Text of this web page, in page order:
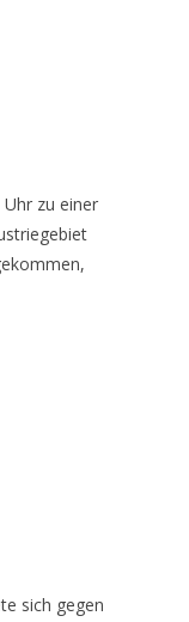
zu einer
sich gegen